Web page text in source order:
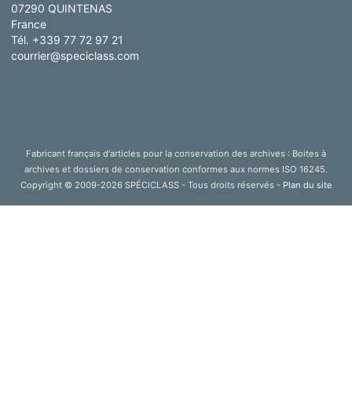
07290 QUINTENAS
France
Tél. +339 77 72 97 21
courrier@speciclass.com
Fabricant français d'articles pour la conservation des archives : Boites à
archives et dossiers de conservation conformes aux normes ISO 16245.
Copyright © 2009-2026 SPÉCICLASS - Tous droits réservés - Plan du site